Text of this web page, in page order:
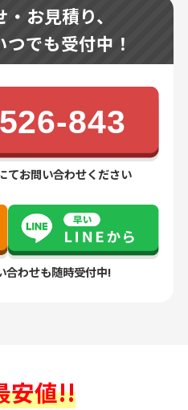
お見積り、
でも受付中！
843
てお問い合わせください
合わせも随時受付中!
安値!!